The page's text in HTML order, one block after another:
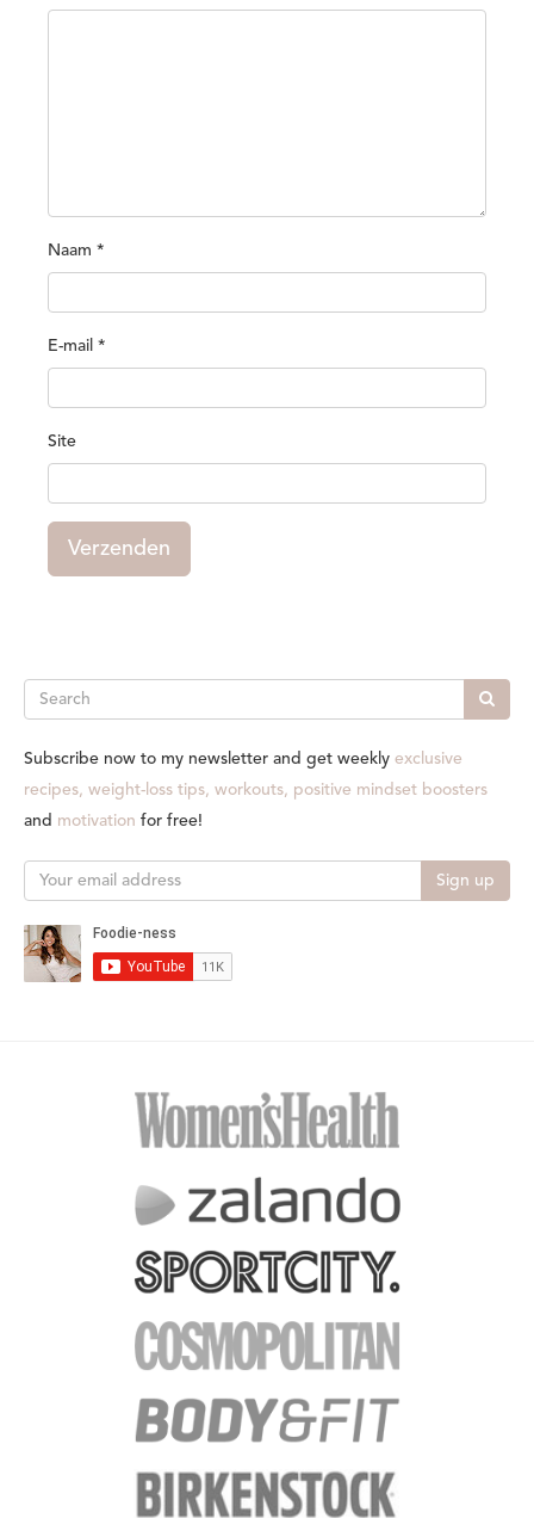
Naam *
E-mail *
Site
Verzenden
Search
Subscribe now to my newsletter and get weekly exclusive
recipes, weight-loss tips, workouts, positive mindset boosters
and motivation for free!